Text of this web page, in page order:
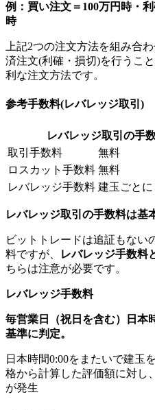
例：買い注文＝100万円時・
時
上記2つの注文方法を組み合
済注文(利確・損切)を行うこ
利な注文方法です。
参考手数料(レバレッジ取引)
レバレッジ取引の手
取引手数料
無料
ロスカット手数料 無料
レバレッジ手数料 建玉ごとに
レバレッジ取引の手数料は基
ビットトレードは追証もない
料ですが、
レバレッジ手数料
ちらは注意が必要です。
レバレッジ手数料
毎営業日（祝日を含む）日本
基準に判定。
日本時間0:00をまたいで建玉
格から計算した評価額に対し
が発生